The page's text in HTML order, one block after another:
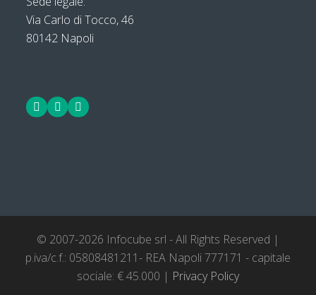
Via Carlo di Tocco, 46
80142 Napoli
Facebook
LinkedInTwitter
© 2007-2026 Infocube srl - All Rights Reserved |
p.iva/c.f.: 05808481211- REA Napoli 777171 - capitale
sociale: € 45.000 | Privacy Policy